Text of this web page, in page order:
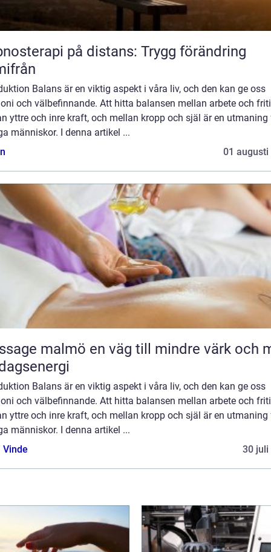
på distans: Trygg förändring
Balans är en viktig aspekt i våra liv, och den kan ge oss
och välbefinnande. Att hitta balansen mellan arbete och
yttre och inre kraft, och mellan kropp och själ är en utmaning
människor. I denna artikel ...
01 augusti
en väg till mindre värk och mer
Balans är en viktig aspekt i våra liv, och den kan ge oss
och välbefinnande. Att hitta balansen mellan arbete och
yttre och inre kraft, och mellan kropp och själ är en utmaning
människor. I denna artikel ...
Vinde
30 juli